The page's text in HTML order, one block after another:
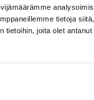
tietoja
tietoihin, joita olet